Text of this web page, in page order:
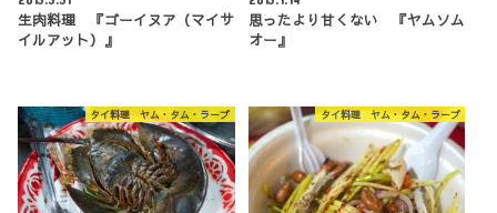
生肉料理 『ゴーイヌア（マイサ
イルアット）』
思ったより甘くない 『ヤムソム
オー』
タイ料理 ヤム・タム・ラープ タイ料理 ヤム・タム・ラープ